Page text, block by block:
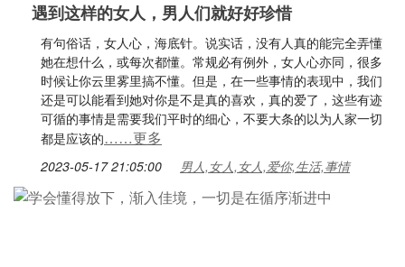
遇到这样的女人，男人们就好好珍惜
有句俗话，女人心，海底针。说实话，没有人真的能完全弄懂
她在想什么，或每次都懂。常规必有例外，女人心亦同，很多
时候让你云里雾里搞不懂。但是，在一些事情的表现中，我们
还是可以能看到她对你是不是真的喜欢，真的爱了，这些有迹
可循的事情是需要我们平时的细心，不要大条的以为人家一切
都是应该的……更多
2023-05-17 21:05:00 男人,女人,女人,爱你,生活,事情